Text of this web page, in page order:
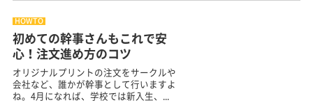
HOWTO
初めての幹事さんもこれで安
心！注文進め方のコツ
オリジナルプリントの注文をサークルや
会社など、誰かが幹事として行いますよ
ね。4月になれば、学校では新入生、...